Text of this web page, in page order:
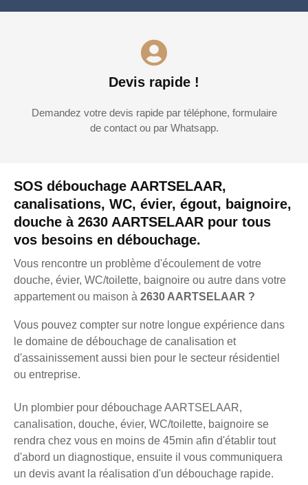
SOS débouchage AARTSELAAR,
canalisations, WC, évier, égout, baignoire,
douche à 2630 AARTSELAAR pour tous
vos besoins en débouchage.
Vous rencontre un problème d'écoulement de votre
douche, évier, WC/toilette, baignoire ou autre dans votre
appartement ou maison à 2630 AARTSELAAR ?
Vous pouvez compter sur notre longue expérience dans
le domaine de débouchage de canalisation et
d'assainissement aussi bien pour le secteur résidentiel
ou entreprise.
Un plombier pour débouchage AARTSELAAR,
canalisation, douche, évier, WC/toilette, baignoire se
rendra chez vous en moins de 45min afin d'établir tout
d'abord un diagnostique, ensuite il vous communiquera
un devis avant la réalisation d'un débouchage rapide.
Devis rapide !
Demandez votre devis rapide par téléphone, formulaire
de contact ou par Whatsapp.